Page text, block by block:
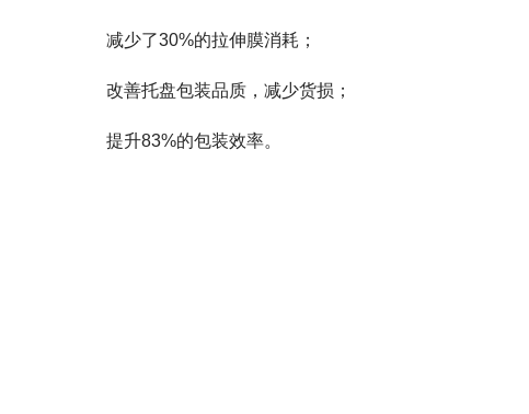
减少了30%的拉伸膜消耗；
改善托盘包装品质， 减少货损；
提升83%的包装效率。